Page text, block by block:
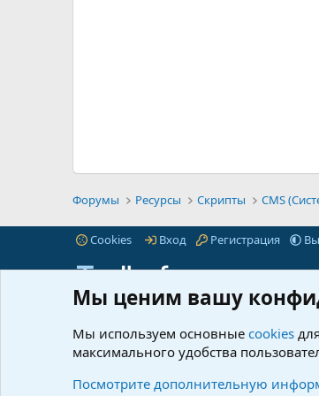
Форумы Ресурсы Скрипты CMS
Cookies Вход Регистрация
iTnull.info - это популярный форум для веб-
мастеров любого уровня. Читать далее...
© 2021-2026 iTnull.info |XenForo® © 2026 XenForo Ltd.
Мы ценим вашу
Мы используем основные cookies
максимального удобства
Посмотрите дополнительную